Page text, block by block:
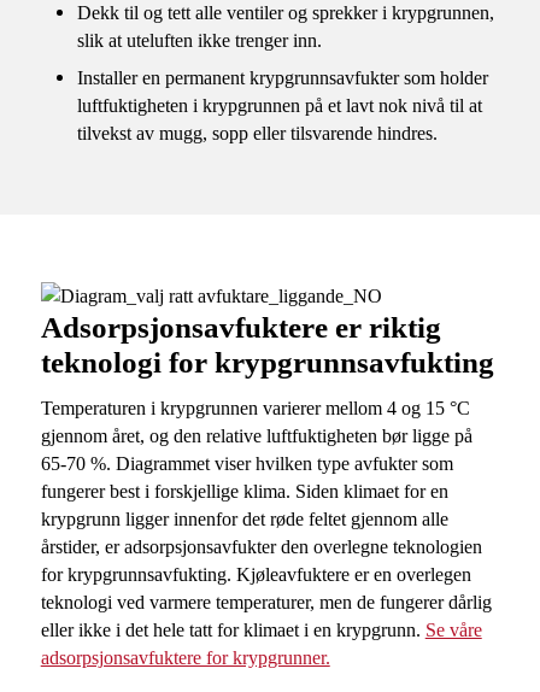
Dekk til og tett alle ventiler og sprekker i krypgrunnen,
slik at uteluften ikke trenger inn.
Installer en permanent krypgrunnsavfukter som holder
luftfuktigheten i krypgrunnen på et lavt nok nivå til at
tilvekst av mugg, sopp eller tilsvarende hindres.
Adsorpsjonsavfuktere er riktig
teknologi for krypgrunnsavfukting
Temperaturen i krypgrunnen varierer mellom 4 og 15 °C
gjennom året, og den relative luftfuktigheten bør ligge på
65-70 %. Diagrammet viser hvilken type avfukter som
fungerer best i forskjellige klima. Siden klimaet for en
krypgrunn ligger innenfor det røde feltet gjennom alle
årstider, er adsorpsjonsavfukter den overlegne teknologien
for krypgrunnsavfukting. Kjøleavfuktere er en overlegen
teknologi ved varmere temperaturer, men de fungerer dårlig
eller ikke i det hele tatt for klimaet i en krypgrunn. Se våre
adsorpsjonsavfuktere for krypgrunner.